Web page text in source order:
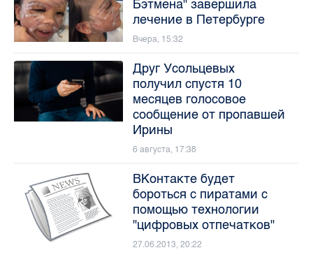
Бэтмена" завершила
лечение в Петербурге
Вчера, 15:32
Друг Усольцевых
получил спустя 10
месяцев голосовое
сообщение от пропавшей
Ирины
6 августа, 17:38
ВКонтакте будет
бороться с пиратами с
помощью технологии
"цифровых отпечатков"
27.06.2013, 20:22